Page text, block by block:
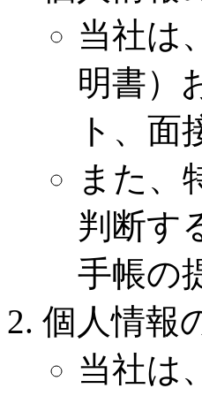
当社は
明書）
ト、面
また、
判断す
手帳の
個人情報
当社は